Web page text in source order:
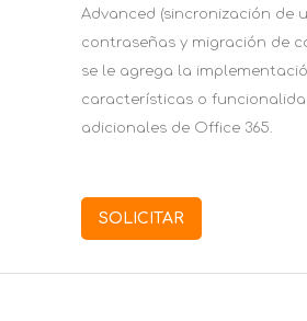
Advanced (sincronizaci​ón de
contraseñas y migración de
se le agrega la
características o
adicionales de Office 365.
SOLICITAR